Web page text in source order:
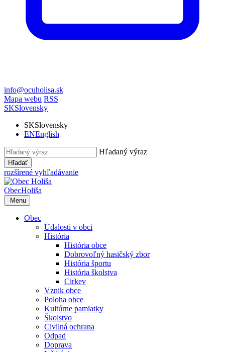
info@ocuholisa.sk
Mapa webu RSS
SKSlovensky
SKSlovensky
ENEnglish
Hľadaný výraz
Hľadať
rozšírené vyhľadávanie
ObecHoliša
Menu
Obec
Udalosti v obci
História
História obce
Dobrovoľný hasičský zbor
História športu
História školstva
Cirkev
Vznik obce
Poloha obce
Kultúrne pamiatky
Školstvo
Civilná ochrana
Odpad
Doprava